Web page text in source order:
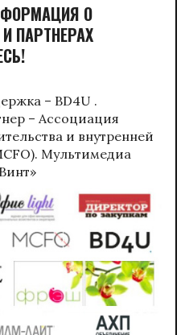
О
ПАРТНЕРАХ
– BD4U .
– Ассоциация
и внутренней
). Мультимедиа